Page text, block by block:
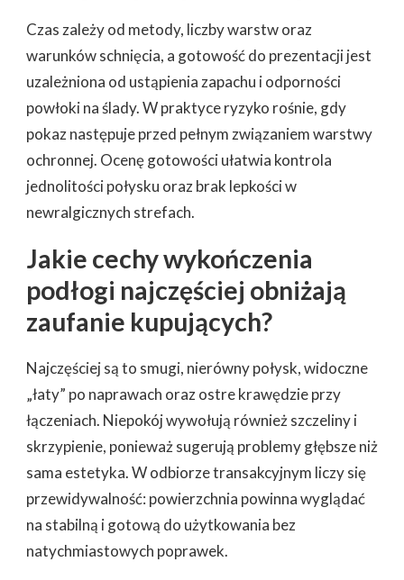
Czas zależy od metody, liczby warstw oraz
warunków schnięcia, a gotowość do prezentacji jest
uzależniona od ustąpienia zapachu i odporności
powłoki na ślady. W praktyce ryzyko rośnie, gdy
pokaz następuje przed pełnym związaniem warstwy
ochronnej. Ocenę gotowości ułatwia kontrola
jednolitości połysku oraz brak lepkości w
newralgicznych strefach.
Jakie cechy wykończenia
podłogi najczęściej obniżają
zaufanie kupujących?
Najczęściej są to smugi, nierówny połysk, widoczne
„łaty” po naprawach oraz ostre krawędzie przy
łączeniach. Niepokój wywołują również szczeliny i
skrzypienie, ponieważ sugerują problemy głębsze niż
sama estetyka. W odbiorze transakcyjnym liczy się
przewidywalność: powierzchnia powinna wyglądać
na stabilną i gotową do użytkowania bez
natychmiastowych poprawek.